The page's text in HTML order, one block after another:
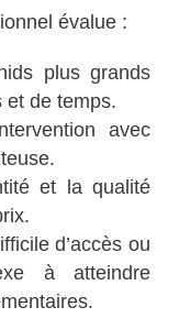
évalue :
plus grands
et de temps.
avec
et la qualité
d’accès ou
à atteindre